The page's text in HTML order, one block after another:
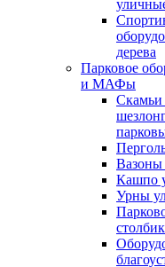
дерева
Парковое
и МАФы
Скамьи
Вазоны
Кашпо
Урны